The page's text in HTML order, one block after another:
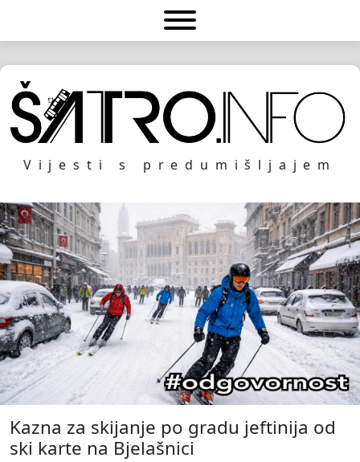
Vijesti s predumišljajem
Kazna za skijanje po gradu jeftinija od
ski karte na Bjelašnici